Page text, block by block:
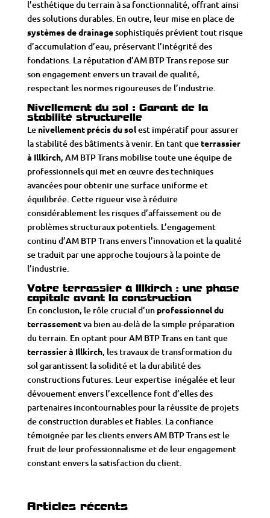
l’esthétique du terrain à sa fonctionnalité, offrant ainsi
des solutions durables. En outre, leur mise en place de
systèmes de drainagesophistiqués prévient tout risque
d’accumulation d’eau, préservant l’intégrité des
fondations. La réputation d’AM BTP Trans repose sur
son engagement envers un travail de qualité,
respectant les normes rigoureuses de l’industrie.
Nivellement du sol : Garant de la
stabilité structurelle
Le nivellement précis du solest impératif pour assurer
la stabilité des bâtiments à venir. En tant queterrassier
à Illkirch, AM BTP Trans mobilise toute une équipe de
professionnels qui met en œuvre des techniques
avancées pour obtenir une surface uniforme et
équilibrée. Cette rigueur vise à réduire
considérablement les risques d’affaissement ou de
problèmes structuraux potentiels. L’engagement
continu d’AM BTP Trans envers l’innovation et la qualité
se traduit par une approche toujours à la pointe de
l’industrie.
Votre terrassier à Illkirch : une phase
capitale avant la construction
En conclusion, le rôle crucial d’un professionnel du
terrassementva bien au-delà de la simple préparation
du terrain. En optant pour AM BTP Trans en tant que
terrassier à Illkirch, les travaux de transformation du
solgarantissent la solidité et la durabilité des
constructions futures. Leur expertise inégalée et leur
dévouement envers l’excellence font d’elles des
partenaires incontournables pour la réussite de projets
de construction durables et fiables. La confiance
témoignée par les clients envers AM BTP Trans est le
fruit de leur professionnalisme et de leur engagement
constant envers la satisfaction du client.
Articles récents